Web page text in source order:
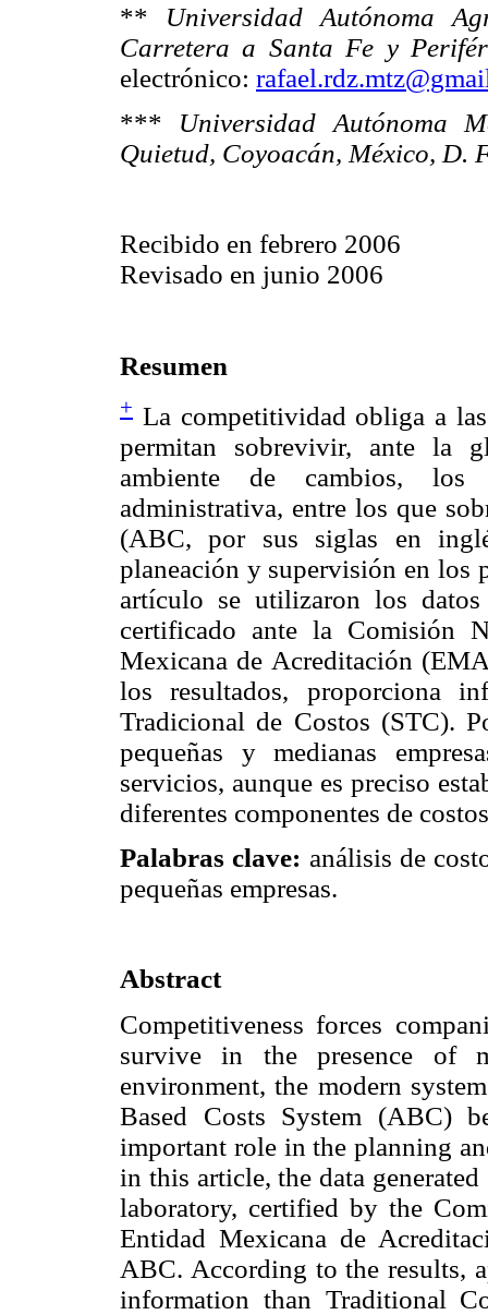
** Universidad Autónoma
Carretera a Santa Fe y
electrónico:
*** Universidad Autónoma
Quietud, Coyoacán, México, D.
Recibido en febrero 2006
Revisado en junio 2006
Resumen
+ La competitividad obliga a las
permitan sobrevivir, ante la
ambiente de cambios, los
administrativa, entre los que
(ABC, por sus siglas en
planeación y supervisión en los
artículo se utilizaron los
certificado ante la Comisión
Mexicana de Acreditación
los resultados, proporciona
Tradicional de Costos (STC).
pequeñas y medianas
servicios, aunque es preciso
diferentes componentes de
Palabras clave: análisis de
pequeñas empresas.
Abstract
Competitiveness forces
survive in the presence of
environment, the modern
Based Costs System (ABC)
important role in the planning
in this article, the data
laboratory, certified by the
Entidad Mexicana de
ABC. According to the results,
information than Traditional